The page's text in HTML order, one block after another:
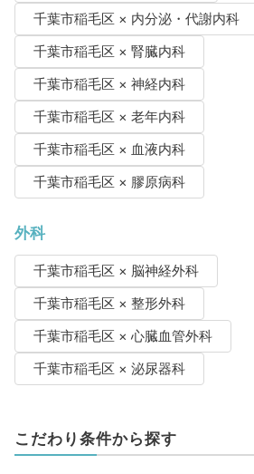
千葉市稲毛区 × 内分泌・代謝内科
千葉市稲毛区 × 腎臓内科
千葉市稲毛区 × 神経内科
千葉市稲毛区 × 老年内科
千葉市稲毛区 × 血液内科
千葉市稲毛区 × 膠原病科
外科
千葉市稲毛区 × 脳神経外科
千葉市稲毛区 × 整形外科
千葉市稲毛区 × 心臓血管外科
千葉市稲毛区 × 泌尿器科
こだわり条件から探す